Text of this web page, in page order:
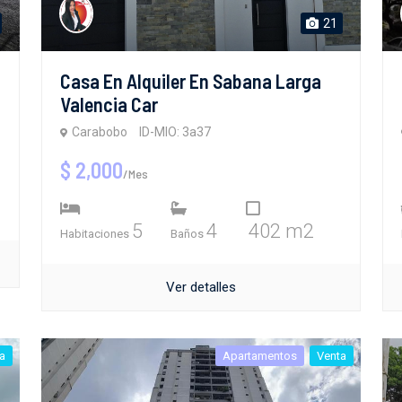
21
Casa En Alquiler En Sabana Larga
Valencia Car
Carabobo ID-MIO: 3a37
$ 2,000/Mes
Habitaciones 5 Baños 4 402 m2
Ver detalles
Apartamentos Venta